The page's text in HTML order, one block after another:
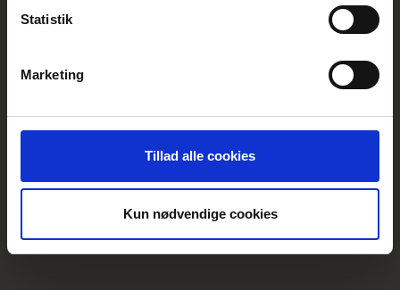
Statistik
Marketing
Tillad alle cookies
Kun nødvendige cookies